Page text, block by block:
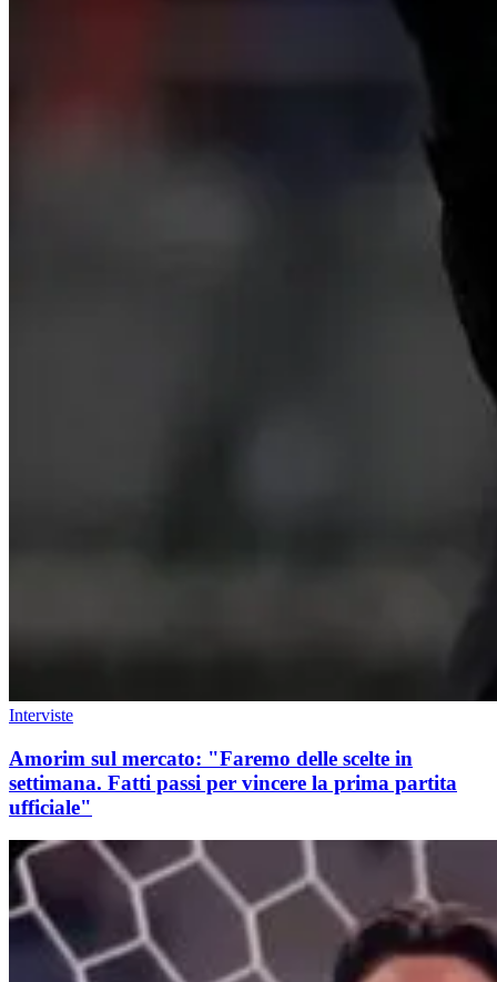
Interviste
Amorim sul mercato: "Faremo delle scelte in
settimana. Fatti passi per vincere la prima partita
ufficiale"